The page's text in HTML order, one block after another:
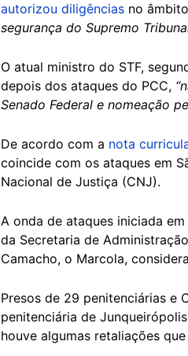
autorizou diligências no
segurança do Supremo
O atual ministro do STF,
depois dos ataques do PCC,
Senado Federal e nomeação
De acordo com a nota
coincide com os ataques em
Nacional de Justiça (CNJ).
A onda de ataques iniciada
da Secretaria de
Camacho, o Marcola,
Presos de 29 penitenciárias e
penitenciária de
houve algumas retaliações